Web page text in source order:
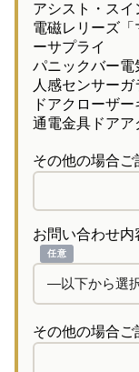
アシスト・ス
電磁レリーズ
ーサプライ
パニックバー電
人感センサーガ
ドアクローザー
通電金具 ドア
その他の場合ご
お問い合わせ
任意
その他の場合ご